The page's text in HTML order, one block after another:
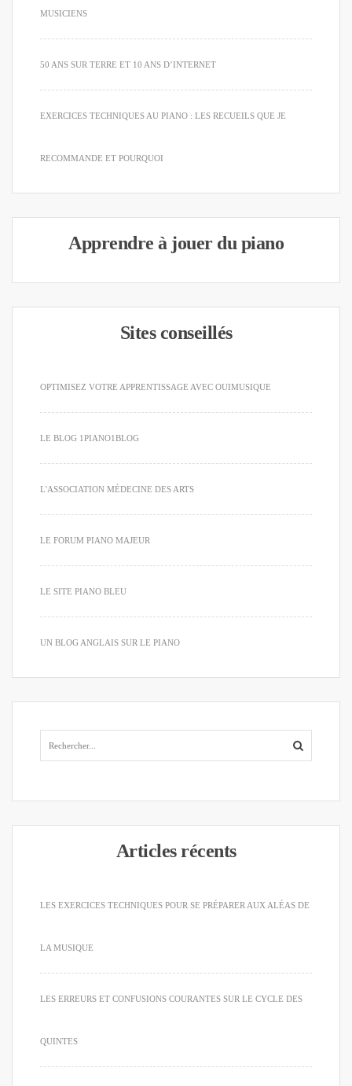
MUSICIENS
50 ANS SUR TERRE ET 10 ANS D’INTERNET
EXERCICES TECHNIQUES AU PIANO : LES RECUEILS QUE JE
RECOMMANDE ET POURQUOI
Apprendre à jouer du piano
Sites conseillés
OPTIMISEZ VOTRE APPRENTISSAGE AVEC OUIMUSIQUE
LE BLOG 1PIANO1BLOG
L'ASSOCIATION MÉDECINE DES ARTS
LE FORUM PIANO MAJEUR
LE SITE PIANO BLEU
UN BLOG ANGLAIS SUR LE PIANO
Articles récents
LES EXERCICES TECHNIQUES POUR SE PRÉPARER AUX ALÉAS DE
LA MUSIQUE
LES ERREURS ET CONFUSIONS COURANTES SUR LE CYCLE DES
QUINTES